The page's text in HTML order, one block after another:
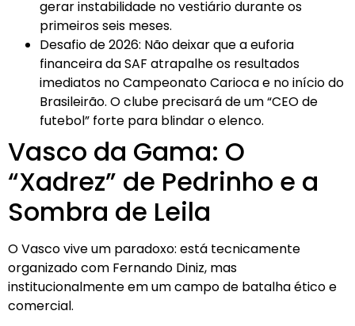
gerar instabilidade no vestiário durante os
primeiros seis meses.
Desafio de 2026: Não deixar que a euforia
financeira da SAF atrapalhe os resultados
imediatos no Campeonato Carioca e no início do
Brasileirão. O clube precisará de um “CEO de
futebol” forte para blindar o elenco.
Vasco da Gama: O
“Xadrez” de Pedrinho e a
Sombra de Leila
O Vasco vive um paradoxo: está tecnicamente
organizado com Fernando Diniz, mas
institucionalmente em um campo de batalha ético e
comercial.